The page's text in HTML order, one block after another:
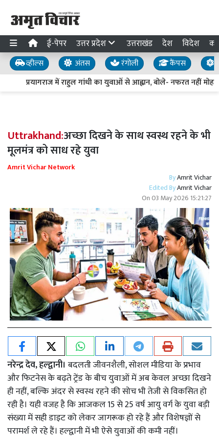
ई-पेपर उत्तर प्रदेश उत्तराखंड देश विदेश
व्हील्स अंतस रंगोली कैंपस
प्रयागराज में राहुल गांधी का युवाओं से आह्वान, बोले- नफरत नहीं
Uttrakhand:अच्छा दिखने के साथ स्वस्थ रहने के भी
मूलमंत्र को साध रहे युवा
Amrit Vichar Network
ByAmrit Vichar
Edited ByAmrit Vichar
On03 May 2026 15:21:27
नरेन्द्र देव, हल्द्वानी। बदलती जीवनशैली, सोशल मीडिया के प्रभाव
और फिटनेस के बढ़ते ट्रेंड के बीच युवाओं में अब केवल अच्छा दिखने
ही नहीं, बल्कि अंदर से स्वस्थ रहने की सोच भी तेजी से विकसित हो
रही है। यही वजह है कि आजकल 15 से 25 वर्ष आयु वर्ग के युवा बड़ी
संख्या में सही डाइट को लेकर जागरूक हो रहे हैं और विशेषज्ञों से
परामर्श ले रहे हैं। हल्द्वानी में भी ऐसे युवाओं की कमी नहीं।